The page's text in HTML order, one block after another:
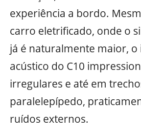
experiência a bordo.
carro eletrificado, onde o
já é naturalmente maior,
acústico do C10
irregulares e até em
paralelepípedo,
ruídos externos.